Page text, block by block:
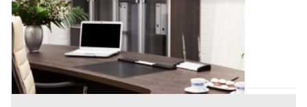
Pernumia (Padova)
Offerta minima
21.600 € 28.800 €
Codice asta:AJ7270202
Asta chiusa